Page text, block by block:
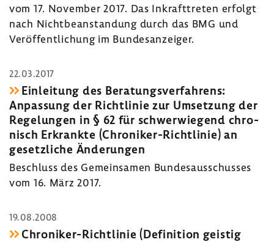
vom 17. November 2017. Das Inkraft­treten erfolgt
nach Nicht­be­an­stan­dung durch das BMG und
Veröf­fent­li­chung im Bundes­an­zeiger.
22.03.2017
Einlei­tung des Bera­tungs­ver­fah­rens:
Anpas­sung der Richt­linie zur Umset­zung der
Rege­lungen in § 62 für schwer­wie­gend chro­
nisch Erkrankte (Chroniker-​Richtlinie) an
gesetz­liche Ände­rungen
Beschluss des Gemein­samen Bundes­aus­schusses
vom 16. März 2017.
19.08.2008
Chroniker-​Richtlinie (Defi­ni­tion geistig